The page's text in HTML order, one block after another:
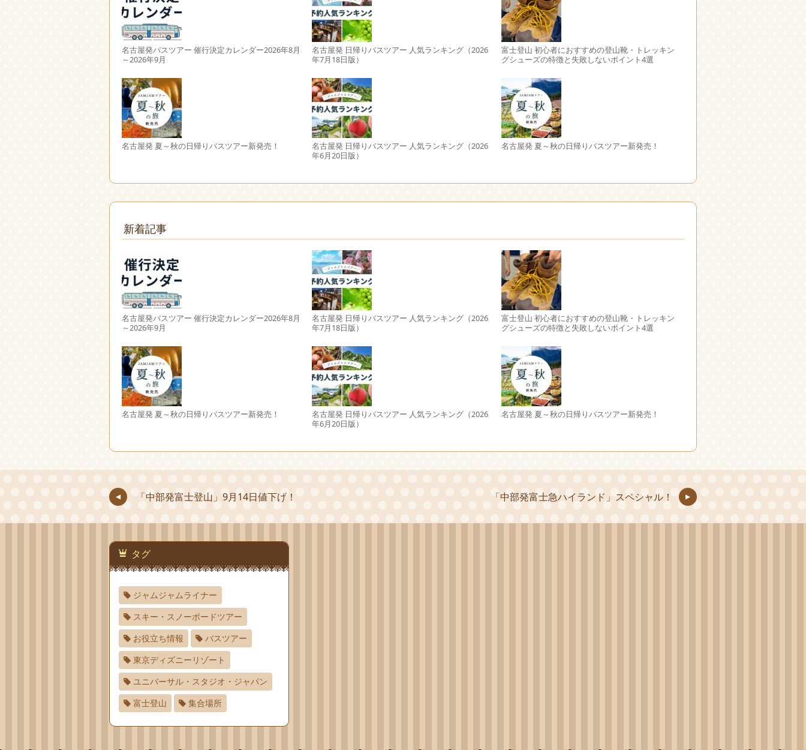
名古屋発バスツアー 催行決定カレンダー2026年8月
～2026年9月
名古屋発 日帰りバスツアー 人気ランキング（2026
年7月18日版）
富士登山 初心者におすすめの登山靴・トレッキン
グシューズの特徴と失敗しないポイント4選
名古屋発 夏～秋の日帰りバスツアー新発売！
名古屋発 日帰りバスツアー 人気ランキング（2026
年6月20日版）
名古屋発 夏～秋の日帰りバスツアー新発売！
新着記事
名古屋発バスツアー 催行決定カレンダー2026年8月
～2026年9月
名古屋発 日帰りバスツアー 人気ランキング（2026
年7月18日版）
富士登山 初心者におすすめの登山靴・トレッキン
グシューズの特徴と失敗しないポイント4選
名古屋発 夏～秋の日帰りバスツアー新発売！
名古屋発 日帰りバスツアー 人気ランキング（2026
年6月20日版）
名古屋発 夏～秋の日帰りバスツアー新発売！
「中部発富士登山」9月14日値下げ！ 「中部発富士急ハイランド」スペシャル！
タグ
ジャムジャムライナー
スキー・スノーボードツアー
お役立ち情報
バスツアー
東京ディズニーリゾート
ユニバーサル・スタジオ・ジャパン
富士登山
集合場所